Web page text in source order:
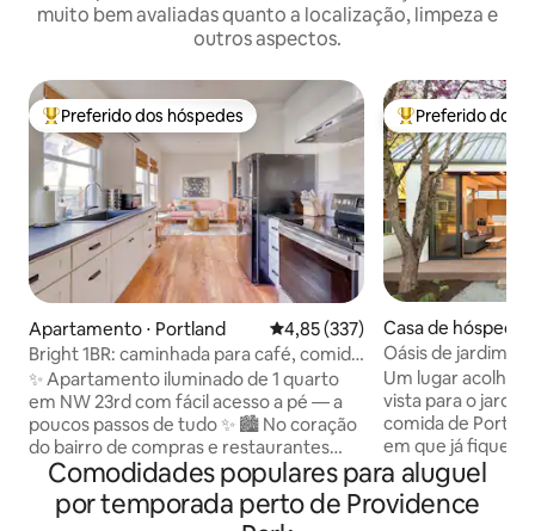
muito bem avaliadas quanto a localização, limpeza e
outros aspectos.
Entre os melhores preferidos dos hóspedes
Preferido dos hóspedes
Apartamento ⋅ Portland 4,85 de uma avaliação média de
4,85 (337)
Bright 1BR: caminhada para café, comida
e compras
✨ Apartamento iluminado de 1 quarto
em NW 23rd com fácil acesso a pé — a
poucos passos de tudo ✨ 🏙️ No coração
do bairro de compras e restaurantes
mais badalado de Portland 🛏️ Cama
queen size em quarto privado 🍳
Cozinha completa com forno, fogão e
Entre os
Preferido dos
Casa de
d
Oásis de jardim
premiado pela
Um lugar
vista para o
comida de Portland. “O melhor
em que já
frequente dos hóspedes.
Instituto
o designer
Comodidades populares para aluguel
por temporada perto de Providence